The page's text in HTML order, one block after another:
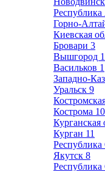
Республика
Горно-
Киевская
Бровари 3
Вышгород 1
Васильков 1
Западно-
Уральск 9
Кострома 10
Курганская
Курган 11
Якутск 8